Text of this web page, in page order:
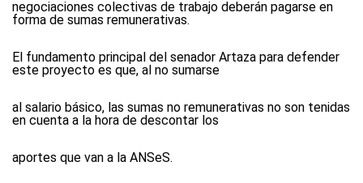
negociaciones colectivas de trabajo deberán pagarse en
forma de sumas remunerativas.
El fundamento principal del senador Artaza para defender
este proyecto es que, al no sumarse
al salario básico, las sumas no remunerativas no son tenidas
en cuenta a la hora de descontar los
aportes que van a la ANSeS.